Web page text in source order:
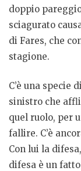
doppio
sciagurato
di Fares, che
stagione.
C’è una specie
sinistro che
quel ruolo, per
fallire. C’è
Con lui la
difesa è un